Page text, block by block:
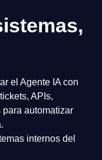
el Agente IA con
APIs,
automatizar
internos del